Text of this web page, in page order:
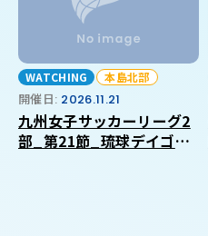
WATCHING 本島北部
開催日: 2026.11.21
九州女子サッカーリーグ2
部_第21節_琉球デイゴス